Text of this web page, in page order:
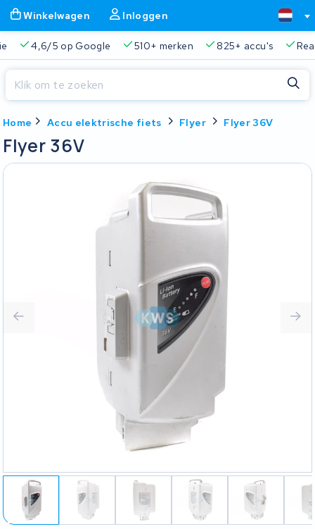
Winkelwagen Inloggen
4,6/5 op Google 510+ merken 825+ accu's
Home Accu elektrische fiets Flyer Flyer 36V
Flyer 36V
Gratis verzending en ophaalservice 45.000+ accu's
Sluiten
Begin te typen in de zoekbalk om te zoeken